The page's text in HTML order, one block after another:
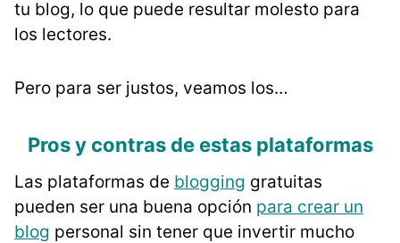
tu blog, lo que puede resultar molesto para
los lectores.
Pero para ser justos, veamos los…
Pros y contras de estas plataformas
Las plataformas de blogging gratuitas
pueden ser una buena opción para crear un
blog personal sin tener que invertir mucho